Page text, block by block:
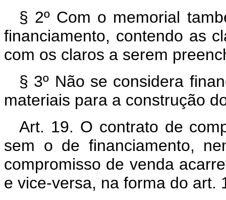
§ 2º Com o memorial
financiamento, contendo as
com os claros a serem
§ 3º Não se considera
materiais para a construção
Art. 19. O contrato de
sem o de financiamento,
compromisso de venda
e vice-versa, na forma do art.